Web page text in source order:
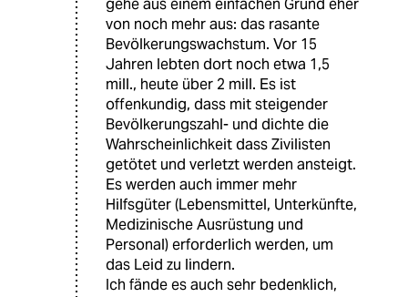
gehe aus einem einfachen Grund eher
von noch mehr aus: das rasante
Bevölkerungswachstum. Vor 15
Jahren lebten dort noch etwa 1,5
mill., heute über 2 mill. Es ist
offenkundig, dass mit steigender
Bevölkerungszahl- und dichte die
Wahrscheinlichkeit dass Zivilisten
getötet und verletzt werden ansteigt.
Es werden auch immer mehr
Hilfsgüter (Lebensmittel, Unterkünfte,
Medizinische Ausrüstung und
Personal) erforderlich werden, um
das Leid zu lindern.
Ich fände es auch sehr bedenklich,